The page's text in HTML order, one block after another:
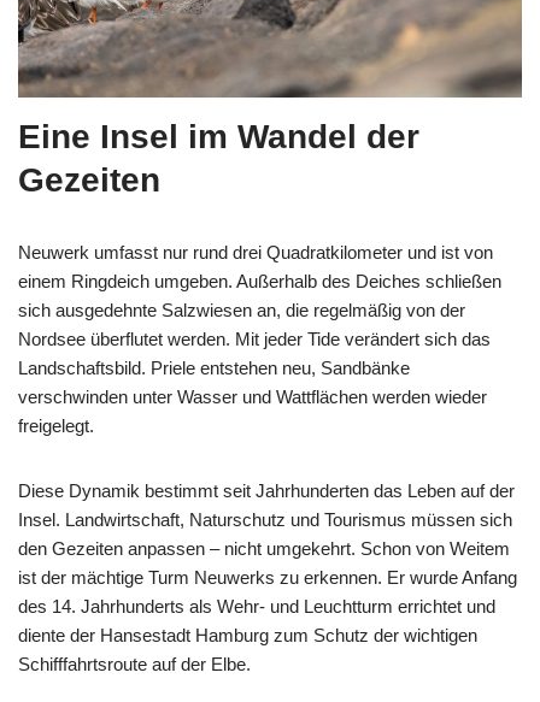
Eine Insel im Wandel der
Gezeiten
Neuwerk umfasst nur rund drei Quadratkilometer und ist von
einem Ringdeich umgeben. Außerhalb des Deiches schließen
sich ausgedehnte Salzwiesen an, die regelmäßig von der
Nordsee überflutet werden. Mit jeder Tide verändert sich das
Landschaftsbild. Priele entstehen neu, Sandbänke
verschwinden unter Wasser und Wattflächen werden wieder
freigelegt.
Diese Dynamik bestimmt seit Jahrhunderten das Leben auf der
Insel. Landwirtschaft, Naturschutz und Tourismus müssen sich
den Gezeiten anpassen – nicht umgekehrt. Schon von Weitem
ist der mächtige Turm Neuwerks zu erkennen. Er wurde Anfang
des 14. Jahrhunderts als Wehr- und Leuchtturm errichtet und
diente der Hansestadt Hamburg zum Schutz der wichtigen
Schifffahrtsroute auf der Elbe.